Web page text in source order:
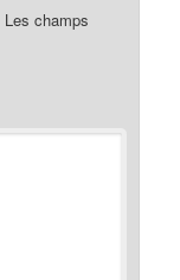
Les champs